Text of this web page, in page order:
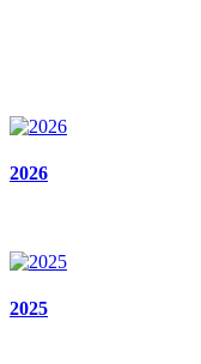
2026
2025